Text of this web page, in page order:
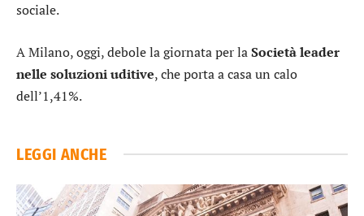
sociale.
A Milano, oggi, debole la giornata per laSocietà leader
nelle soluzioni uditive, che porta a casa un calo
dell’1,41%.
LEGGI ANCHE